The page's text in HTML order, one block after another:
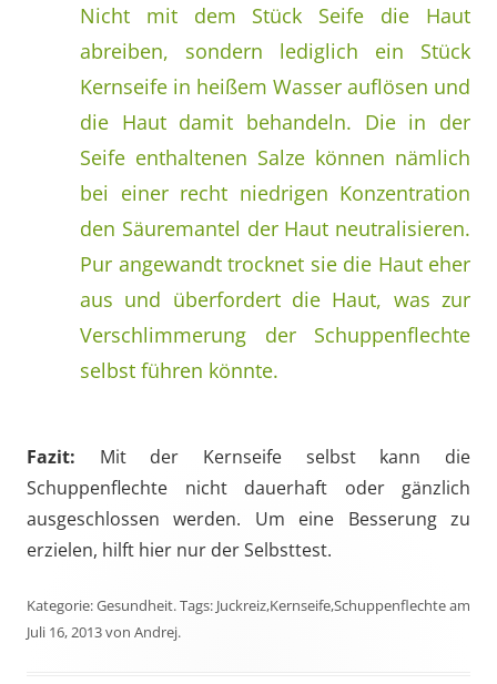
Nicht mit dem Stück Seife die Haut
abreiben, sondern lediglich ein Stück
Kernseife in heißem Wasser auflösen und
die Haut damit behandeln. Die in der
Seife enthaltenen Salze können nämlich
bei einer recht niedrigen Konzentration
den Säuremantel der Haut neutralisieren.
Pur angewandt trocknet sie die Haut eher
aus und überfordert die Haut, was zur
Verschlimmerung der Schuppenflechte
selbst führen könnte.
Fazit: Mit der Kernseife selbst kann die
Schuppenflechte nicht dauerhaft oder gänzlich
ausgeschlossen werden. Um eine Besserung zu
erzielen, hilft hier nur der Selbsttest.
Kategorie:Gesundheit. Tags: Juckreiz,Kernseife,Schuppenflechteam
Juli 16, 2013von Andrej.